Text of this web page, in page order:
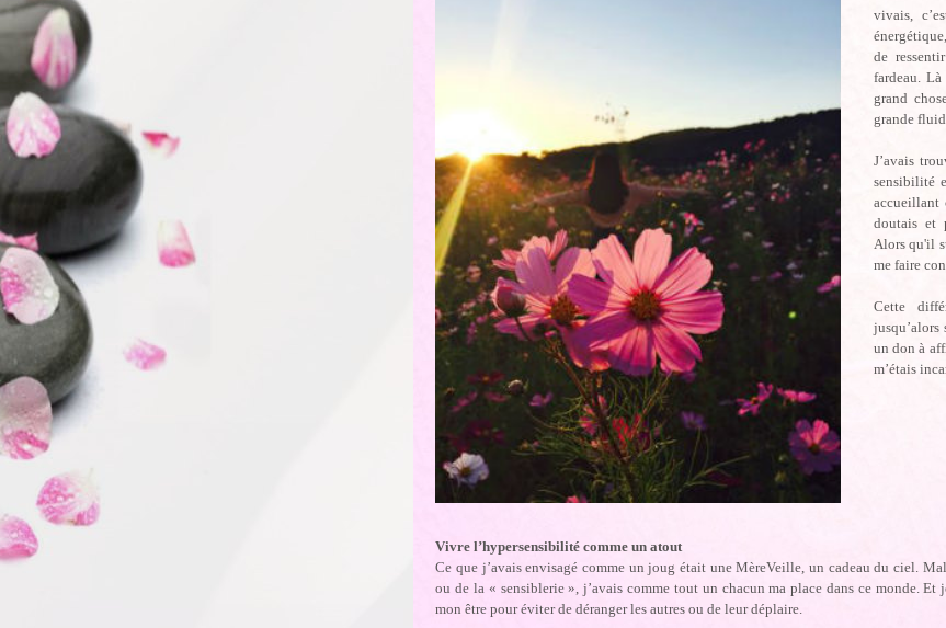
vivais,
de
fardeau.
grand
grande
J’avais
sensibilité
accueillant
doutais et
Alors qu'il
me faire
Cette
un don à
m’étais
Vivre l’hypersensibilité comme un atout
Ce que j’avais envisagé comme un joug était une MèreVeille, un cadeau du ciel.
ou de la « sensiblerie », j’avais comme tout un chacun ma place dans ce monde.
mon être pour éviter de déranger les autres ou de leur déplaire.